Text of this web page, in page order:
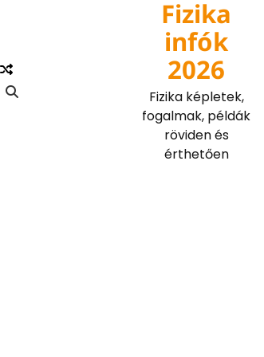
Fizika
infók
2026
Fizika képletek,
fogalmak, példák
röviden és
érthetően